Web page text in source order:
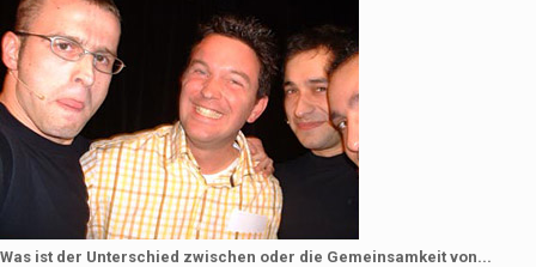
Was ist der Unterschied zwischen oder die Gemeinsamkeit von...